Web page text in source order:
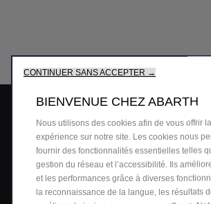
CONTINUER SANS ACCEPTER →
BIENVENUE CHEZ ABARTH
Nous utilisons des cookies afin de vous offrir
expérience sur notre site. Les cookies nous
fournir des fonctionnalités essentielles telles
gestion du réseau et l’accessibilité. Ils
et les performances grâce à diverses
la reconnaissance de la langue, les résultats